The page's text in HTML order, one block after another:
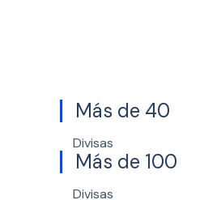
Más de 40
Divisas
Más de 100
Divisas